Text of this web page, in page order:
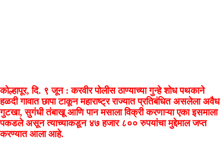
कोल्हापूर, दि. ९ जून : करवीर पोलीस ठाण्याच्या गुन्हे शोध पथकाने
हळदी गावात छापा टाकून महाराष्ट्र राज्यात प्रतिबंधित असलेला अवैध
गुटखा, सुगंधी तंबाखू आणि पान मसाला विक्री करणाऱ्या एका इसमाला
पकडले असून त्याच्याकडून ४७ हजार ८०० रुपयांचा मुद्देमाल जप्त
करण्यात आला आहे.